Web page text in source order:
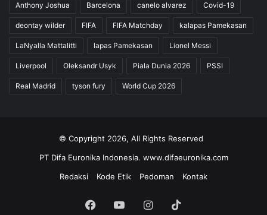
Anthony Joshua Barcelona canelo alvarez Covid-19
deontay wilder FIFA FIFA Matchday kalapas Pamekasan
LaNyalla Mattalitti lapas Pamekasan Lionel Messi
Liverpool Oleksandr Usyk Piala Dunia 2026 PSSI
Real Madrid tyson fury World Cup 2026
© Copyright 2026, All Rights Reserved
PT Difa Euronika Indonesia. www.difaeuronika.com
Redaksi
Kode Etik Pedoman Kontak
Facebook
YouTubeInstagram